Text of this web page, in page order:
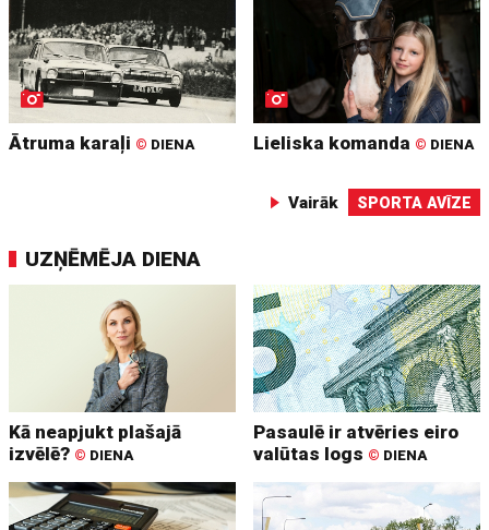
Ātruma karaļi © DIENA Lieliska komanda © DIENA
Vairāk SPORTA AVĪZE
UZŅĒMĒJA DIENA
Kā neapjukt plašajā
izvēlē? © DIENA
Pasaulē ir atvēries eiro
valūtas logs © DIENA